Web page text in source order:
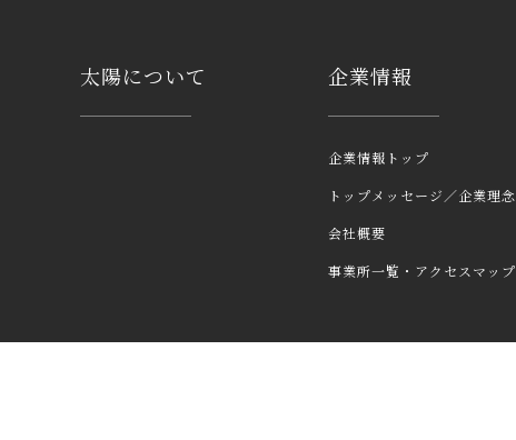
太陽について 企業情報
企業情報トップ
トップメッセージ／企業理念
会社概要
事業所一覧・アクセスマップ